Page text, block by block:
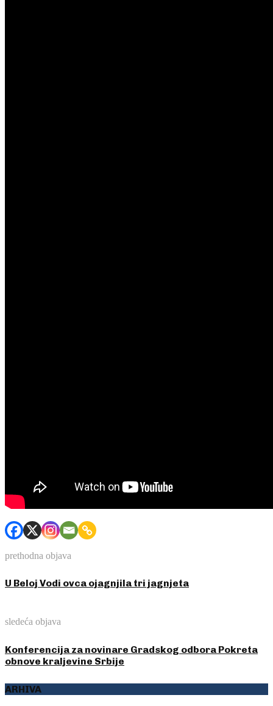
prethodna objava
U Beloj Vodi ovca ojagnjila tri jagnjeta
sledeća objava
Konferencija za novinare Gradskog odbora Pokreta
obnove kraljevine Srbije
ARHIVA